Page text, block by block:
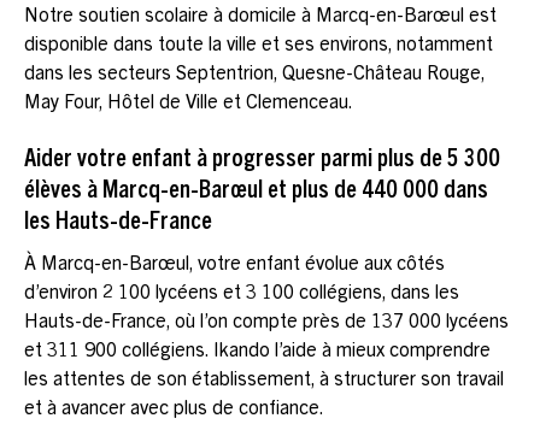
Notre soutien scolaire à domicile à Marcq-en-Barœul est
disponible dans toute la ville et ses environs, notamment
dans les secteurs Septentrion, Quesne-Château Rouge,
May Four, Hôtel de Ville et Clemenceau.
Aider votre enfant à progresser parmi plus de 5 300
élèves à Marcq-en-Barœul et plus de 440 000 dans
les Hauts-de-France
À Marcq-en-Barœul, votre enfant évolue aux côtés
d’environ 2 100 lycéens et 3 100 collégiens, dans les
Hauts-de-France, où l’on compte près de 137 000 lycéens
et 311 900 collégiens. Ikando l’aide à mieux comprendre
les attentes de son établissement, à structurer son travail
et à avancer avec plus de confiance.